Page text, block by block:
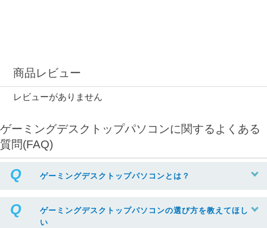
商品レビュー
レビューがありません
ゲーミングデスクトップパソコンに関するよくある
質問(FAQ)
ゲーミングデスクトップパソコンとは？
ゲーミングデスクトップパソコンの選び方を教えてほし
い